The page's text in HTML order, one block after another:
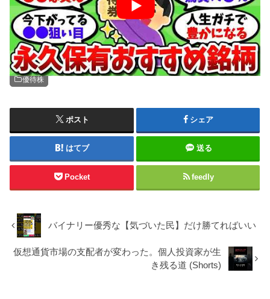
優待株
ポスト シェア
はてブ 送る
Pocket feedly
バイナリー優秀な【気づいた民】だけ勝てればいい
仮想通貨市場の支配者が変わった。個人投資家が生
き残る道 (Shorts)